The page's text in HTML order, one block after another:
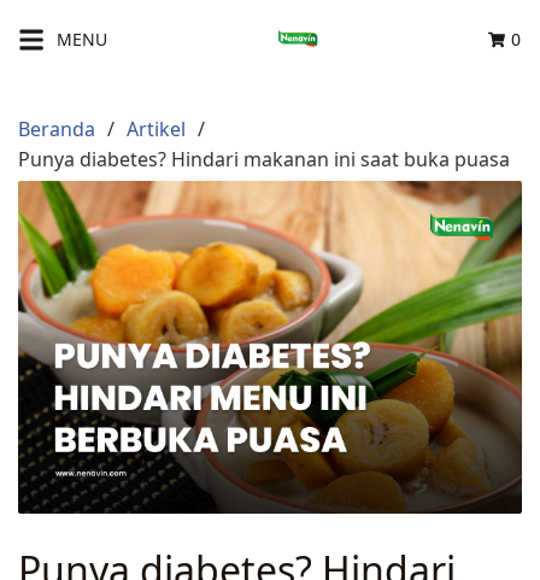
ke
MENU 0
Beranda
Artikel
Punya diabetes? Hindari makanan ini saat buka puasa